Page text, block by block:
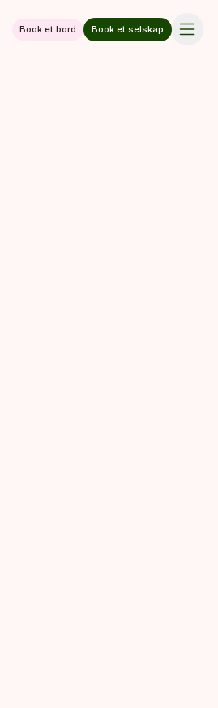
Book et bord Book et selskap